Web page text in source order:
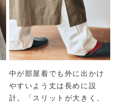
中が部屋着でも外に出かけ
やすいよう丈は長めに設
計。「スリットが大きく、